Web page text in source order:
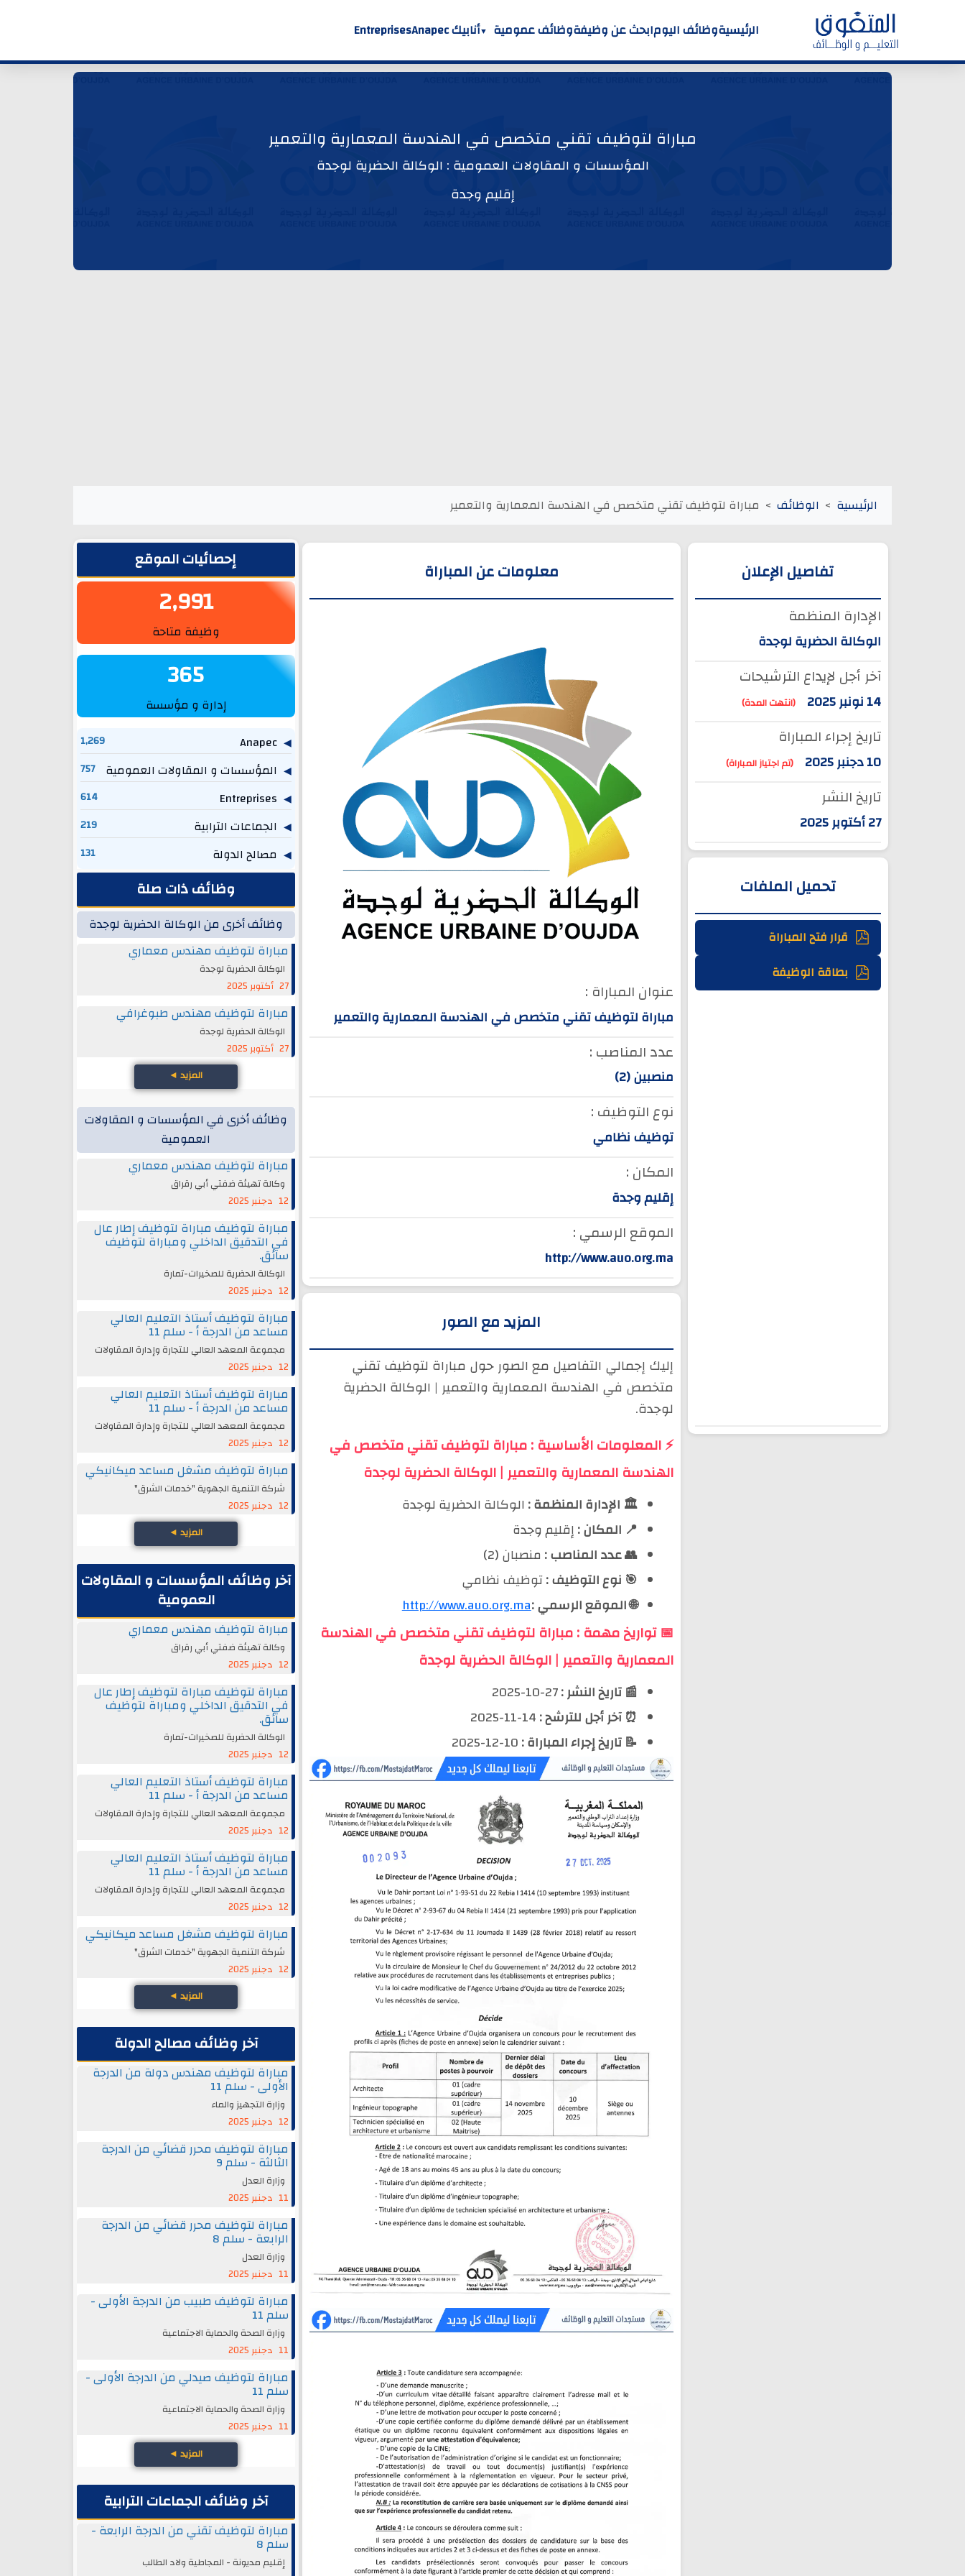
الرئيسيةوظائف اليومابحث عن وظيفةوظائف عمومية أنابيك Anapec Entreprises
مباراة لتوظيف تقني متخصص في الهندسة المعمارية والتعمير
المؤسسات و المقاولات العمومية : الوكالة الحضرية لوجدة
إقليم وجدة
الرئيسية الوظائف مباراة لتوظيف تقني متخصص في الهندسة المعمارية والتعمير
تفاصيل الإعلان
الإدارة المنظمة
الوكالة الحضرية لوجدة
آخر أجل لإيداع الترشيحات
14 نونبر 2025 (انتهت المدة)
تاريخ إجراء المباراة
10 دجنبر 2025 (تم اجتياز المباراة)
تاريخ النشر
27 أكتوبر 2025
تحميل الملفات
قرار فتح المباراة
بطاقة الوظيفة
معلومات عن المباراة
عنوان المباراة :
مباراة لتوظيف تقني متخصص في الهندسة المعمارية والتعمير
عدد المناصب :
منصبين (2)
نوع التوظيف :
توظيف نظامي
المكان :
إقليم وجدة
الموقع الرسمي :
http://www.auo.org.ma
المزيد مع الصور
إليك إجمالي التفاصيل مع الصور حول مباراة لتوظيف تقني
متخصص في الهندسة المعمارية والتعمير | الوكالة الحضرية
لوجدة.
⚡ المعلومات الأساسية : مباراة لتوظيف تقني متخصص في
الهندسة المعمارية والتعمير | الوكالة الحضرية لوجدة
🏛️ الإدارة المنظمة : الوكالة الحضرية لوجدة
📍 المكان :إقليم وجدة
👥 عدد المناصب : منصبان (2)
🎯 نوع التوظيف :توظيف نظامي
🌐 الموقع الرسمي :http://www.auo.org.ma
📅 تواريخ مهمة : مباراة لتوظيف تقني متخصص في الهندسة
المعمارية والتعمير | الوكالة الحضرية لوجدة
📰 تاريخ النشر :27-10-2025
⏰ آخر أجل للترشح :
📝 تاريخ إجراء المباراة :
الشريط الجانبيإحصائيات الموقع
2,991
وظيفة متاحة
365
إدارة و مؤسسة
Anapec
1,269
المؤسسات و المقاولات العمومية 757
614
الجماعات الترابية 219
مصالح الدولة 131
وظائف ذات صلة
وظائف أخرى من الوكالة الحضرية لوجدة
مباراة لتوظيف مهندس معماري
الوكالة الحضرية لوجدة
27 أكتوبر 2025
مباراة لتوظيف مهندس طبوغرافي
الوكالة الحضرية لوجدة
27 أكتوبر 2025
المزيد ◄
وظائف أخرى في المؤسسات و المقاولات
العمومية
مباراة لتوظيف مهندس معماري
وكالة تهيئة ضفتي أبي رقراق
12 دجنبر 2025
مباراة لتوظيف مباراة لتوظيف إطار عال
في التدقيق الداخلي ومباراة لتوظيف
سائق.
الوكالة الحضرية للصخيرات-تمارة
12 دجنبر 2025
مباراة لتوظيف أستاذ التعليم العالي
مساعد من الدرجة أ - سلم 11
مجموعة المعهد العالي للتجارة وإدارة المقاولات
12 دجنبر 2025
مباراة لتوظيف أستاذ التعليم العالي
مساعد من الدرجة أ - سلم 11
مجموعة المعهد العالي للتجارة وإدارة المقاولات
12 دجنبر 2025
مباراة لتوظيف مشغل مساعد ميكانيكي
شركة التنمية الجهوية "خدمات الشرق"
12 دجنبر 2025
المزيد ◄
آخر وظائف المؤسسات و المقاولات
العمومية
مباراة لتوظيف مهندس معماري
وكالة تهيئة ضفتي أبي رقراق
12 دجنبر 2025
مباراة لتوظيف مباراة لتوظيف إطار عال
في التدقيق الداخلي ومباراة لتوظيف
سائق.
الوكالة الحضرية للصخيرات-تمارة
12 دجنبر 2025
مباراة لتوظيف أستاذ التعليم العالي
مساعد من الدرجة أ - سلم 11
مجموعة المعهد العالي للتجارة وإدارة المقاولات
12 دجنبر 2025
مباراة لتوظيف أستاذ التعليم العالي
مساعد من الدرجة أ - سلم 11
مجموعة المعهد العالي للتجارة وإدارة المقاولات
12 دجنبر 2025
مباراة لتوظيف مشغل مساعد ميكانيكي
شركة التنمية الجهوية "خدمات الشرق"
12 دجنبر 2025
المزيد ◄
آخر وظائف مصالح الدولة
مباراة لتوظيف مهندس دولة من الدرجة
الأولى - سلم 11
وزارة التجهيز والماء
12 دجنبر 2025
مباراة لتوظيف محرر قضائي من الدرجة
الثالثة - سلم 9
وزارة العدل
11 دجنبر 2025
مباراة لتوظيف محرر قضائي من الدرجة
الرابعة - سلم 8
وزارة العدل
11 دجنبر 2025
مباراة لتوظيف طبيب من الدرجة الأولى -
سلم 11
وزارة الصحة والحماية الاجتماعية
11 دجنبر 2025
مباراة لتوظيف صيدلي من الدرجة الأولى -
سلم 11
وزارة الصحة والحماية الاجتماعية
11 دجنبر 2025
المزيد ◄
آخر وظائف الجماعات الترابية
مباراة لتوظيف تقني من الدرجة الرابعة -
سلم 8
إقليم مديونة - المجاطية ولاد الطالب